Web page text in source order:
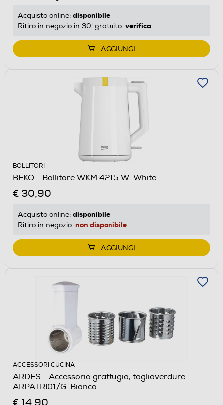
Acquisto online: disponibile
Ritiro in negozio in 30' gratuito: verifica
AGGIUNGI
BOLLITORI
BEKO - Bollitore WKM 4215 W-White
€ 30,90
Acquisto online: disponibile
Ritiro in negozio: non disponibile
AGGIUNGI
ACCESSORI CUCINA
ARDES - Accessorio grattugia, tagliaverdure
ARPATRI01/G-Bianco
€ 14,90